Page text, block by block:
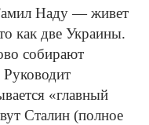
Наду — живет
как две Украины.
собирают
«главный
Сталин (полное